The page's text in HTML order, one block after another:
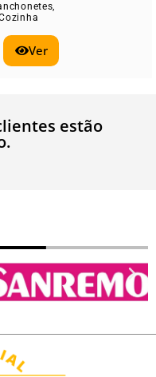
,
estão